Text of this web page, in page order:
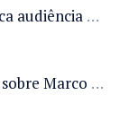
Comissão da Câmara convoca audiência para discutir misoginia nas escolas e universidades após divulgação de listas misóginas
Câmara promove audiência sobre Marco de Fomento à Economia Digital e impactos da inteligência artificial